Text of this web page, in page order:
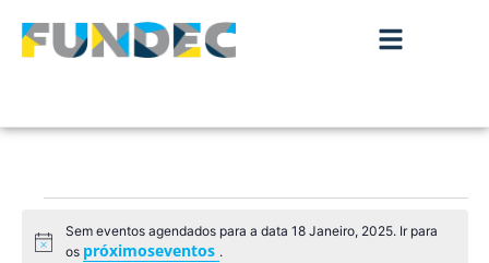
Aviso
Sem eventos agendados para a data 18 Janeiro, 2025. Ir para
os próximoseventos .